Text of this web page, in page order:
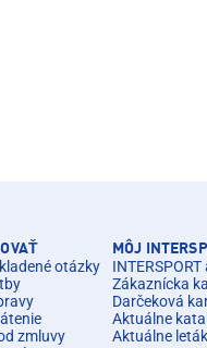
otázky
zmluvy
MÔJ
Zákaznícka
Darčeková
Aktuálne
Aktuálne